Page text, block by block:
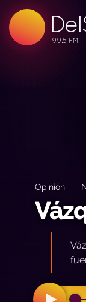
99.5 FM
99.5 FM
99.5 FM
Opinión|